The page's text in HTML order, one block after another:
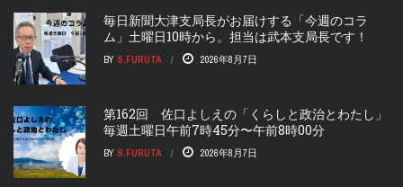
毎日新聞大津支局長がお届けする「今週のコラ
ム」土曜日10時から。担当は武本支局長です！
BY S.FURUTA 2026年8月7日
第162回 佐口よしえの「くらしと政治とわたし」
毎週土曜日午前7時45分〜午前8時00分
BY S.FURUTA 2026年8月7日